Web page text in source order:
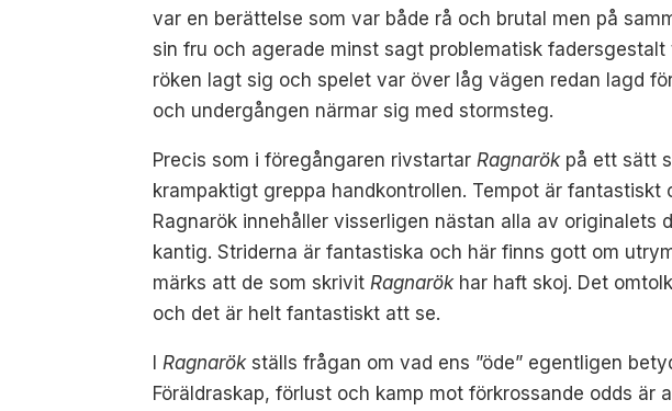
var en berättelse som var både rå och brutal men på
sin fru och agerade minst sagt problematisk
röken lagt sig och spelet var över låg vägen redan lagd
och undergången närmar sig med stormsteg.
Precis som i föregångaren rivstartar Ragnarökpå ett sätt
krampaktigt greppa handkontrollen. Tempot är
Ragnarök innehåller visserligen nästan alla av
kantig. Striderna är fantastiska och här finns gott om
märks att de som skrivit Ragnarökhar haft skoj. Det
och det är helt fantastiskt att se.
I Ragnarökställs frågan om vad ens ”öde” egentligen
Föräldraskap, förlust och kamp mot förkrossande odds